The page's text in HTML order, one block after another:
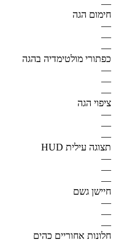
—
חימום הגה
—
—
—
כפתורי מולטימדיה בהגה
—
—
—
ציפוי הגה
—
—
—
תצוגה עילית HUD
—
—
—
חיישן גשם
—
—
—
חלונות אחוריים כהים